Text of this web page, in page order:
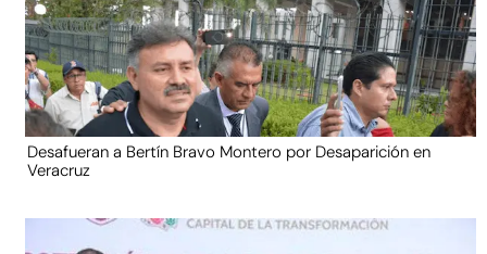
Desafueran a Bertín Bravo Montero por Desaparición en
Veracruz